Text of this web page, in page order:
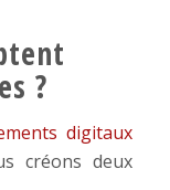
?
digitaux
créons deux